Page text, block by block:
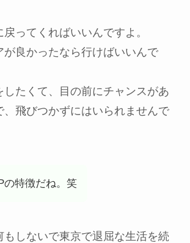
ってくればいいんですよ。
が良かったなら行けばいいんで
したくて、目の前にチャンスがあ
、飛びつかずにはいられませんで
の特徴だね。笑
もしないで東京で退屈な生活を続